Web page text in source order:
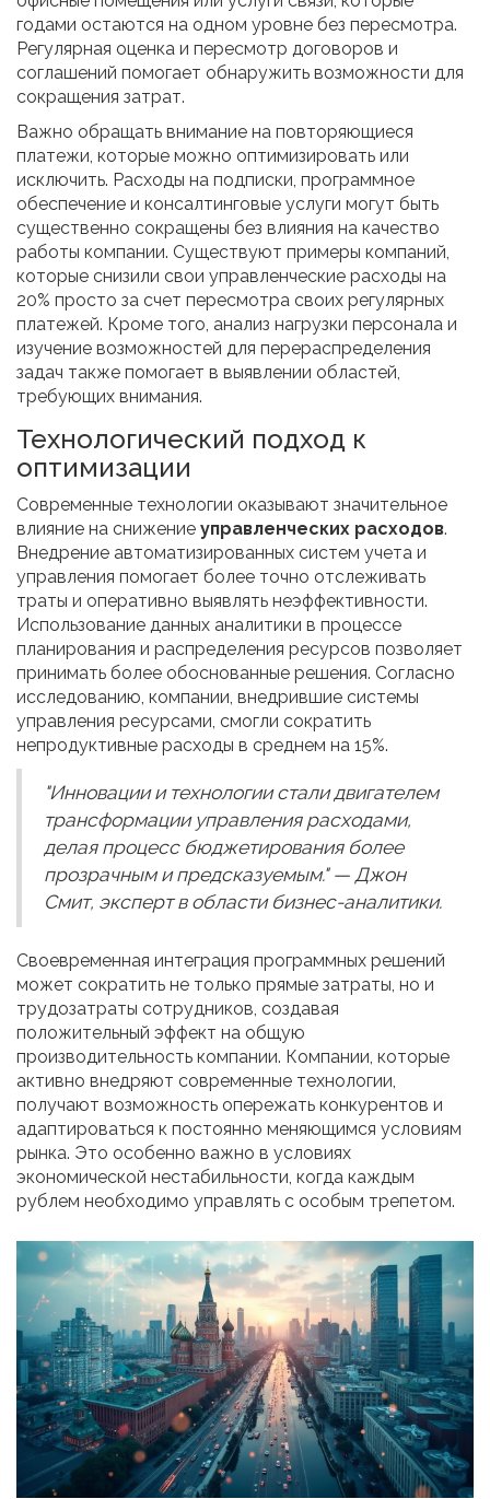
годами остаются на одном уровне без пересмотра.
Регулярная оценка и пересмотр договоров и
соглашений помогает обнаружить возможности для
сокращения затрат.
Важно обращать внимание на повторяющиеся
платежи, которые можно оптимизировать или
исключить. Расходы на подписки, программное
обеспечение и консалтинговые услуги могут быть
существенно сокращены без влияния на качество
работы компании. Существуют примеры компаний,
которые снизили свои управленческие расходы на
20% просто за счет пересмотра своих регулярных
платежей. Кроме того, анализ нагрузки персонала и
изучение возможностей для перераспределения
задач также помогает в выявлении областей,
требующих внимания.
Технологический подход к
оптимизации
Современные технологии оказывают значительное
влияние на снижение управленческих расходов.
Внедрение автоматизированных систем учета и
управления помогает более точно отслеживать
траты и оперативно выявлять неэффективности.
Использование данных аналитики в процессе
планирования и распределения ресурсов позволяет
принимать более обоснованные решения. Согласно
исследованию, компании, внедрившие системы
управления ресурсами, смогли сократить
непродуктивные расходы в среднем на 15%.
"Инновации и технологии стали двигателем
трансформации управления расходами,
делая процесс бюджетирования более
прозрачным и предсказуемым." — Джон
Смит, эксперт в области бизнес-аналитики.
Своевременная интеграция программных решений
может сократить не только прямые затраты, но и
трудозатраты сотрудников, создавая
положительный эффект на общую
производительность компании. Компании, которые
активно внедряют современные технологии,
получают возможность опережать конкурентов и
адаптироваться к постоянно меняющимся условиям
рынка. Это особенно важно в условиях
экономической нестабильности, когда каждым
рублем необходимо управлять с особым трепетом.